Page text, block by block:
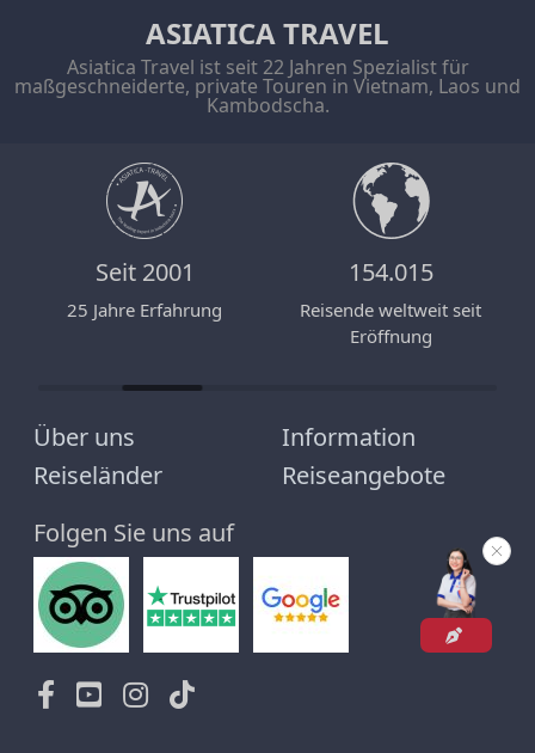
ASIATICA TRAVEL
Asiatica Travel ist seit 22 Jahren Spezialist für
maßgeschneiderte, private Touren in Vietnam, Laos und
Kambodscha.
Seit 2001
25 Jahre Erfahrung
154.015
Reisende weltweit seit
Eröffnung
Über uns
Information
Reiseländer
Reiseangebote
Folgen Sie uns auf